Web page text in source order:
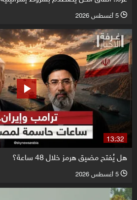
l 5 أغسطس 2026
13:32
هل يُفتح مضيق هرمز خلال 48 ساعة؟
l 5 أغسطس 2026